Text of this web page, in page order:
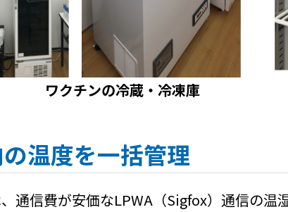
ワクチンの冷蔵・冷凍庫
温度を一括管理
通信費が安価なLPWA（Sigfox）通信の温